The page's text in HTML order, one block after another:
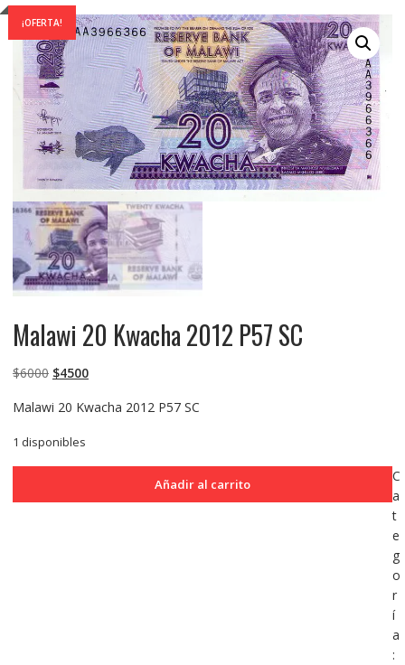
¡OFERTA!
Malawi 20 Kwacha 2012 P57 SC
$6000 El
original
$6000.
$4500El
actual
Malawi 20 Kwacha 2012 P57 SC
1 disponibles
Añadir al carrito
C
a
t
e
g
o
r
í
a
: